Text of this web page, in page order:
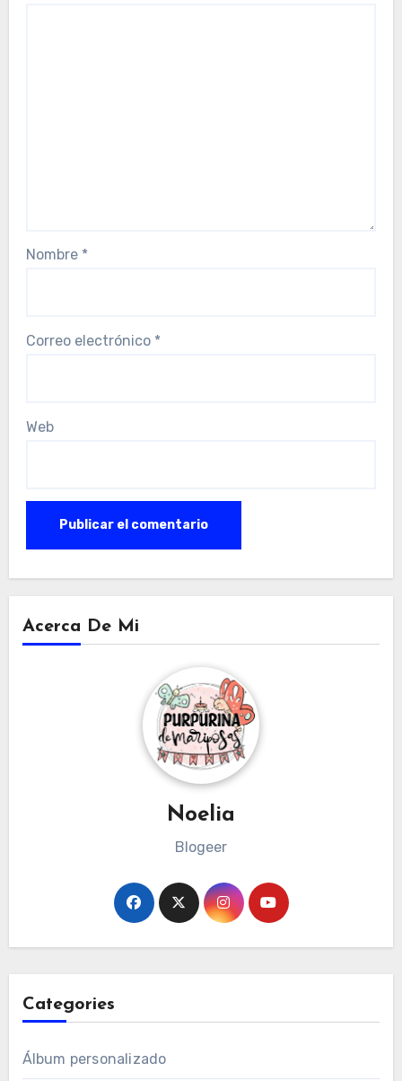
Nombre *
Correo electrónico *
Web
Acerca De Mi
Noelia
Blogeer
Categories
Álbum personalizado